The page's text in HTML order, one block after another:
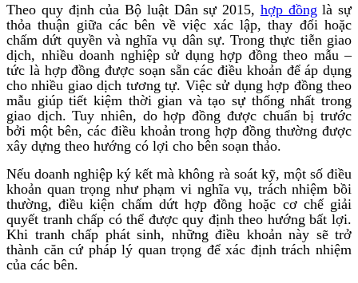
Theo quy định của Bộ luật Dân sự 2015, hợp đồng là sự
thỏa thuận giữa các bên về việc xác lập, thay đổi hoặc
chấm dứt quyền và nghĩa vụ dân sự. Trong thực tiễn giao
dịch, nhiều doanh nghiệp sử dụng hợp đồng theo mẫu –
tức là hợp đồng được soạn sẵn các điều khoản để áp dụng
cho nhiều giao dịch tương tự. Việc sử dụng hợp đồng theo
mẫu giúp tiết kiệm thời gian và tạo sự thống nhất trong
giao dịch. Tuy nhiên, do hợp đồng được chuẩn bị trước
bởi một bên, các điều khoản trong hợp đồng thường được
xây dựng theo hướng có lợi cho bên soạn thảo.
Nếu doanh nghiệp ký kết mà không rà soát kỹ, một số điều
khoản quan trọng như phạm vi nghĩa vụ, trách nhiệm bồi
thường, điều kiện chấm dứt hợp đồng hoặc cơ chế giải
quyết tranh chấp có thể được quy định theo hướng bất lợi.
Khi tranh chấp phát sinh, những điều khoản này sẽ trở
thành căn cứ pháp lý quan trọng để xác định trách nhiệm
của các bên.